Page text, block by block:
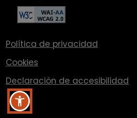
Política de privacidad
Cookies
Declaración de accesibilidad